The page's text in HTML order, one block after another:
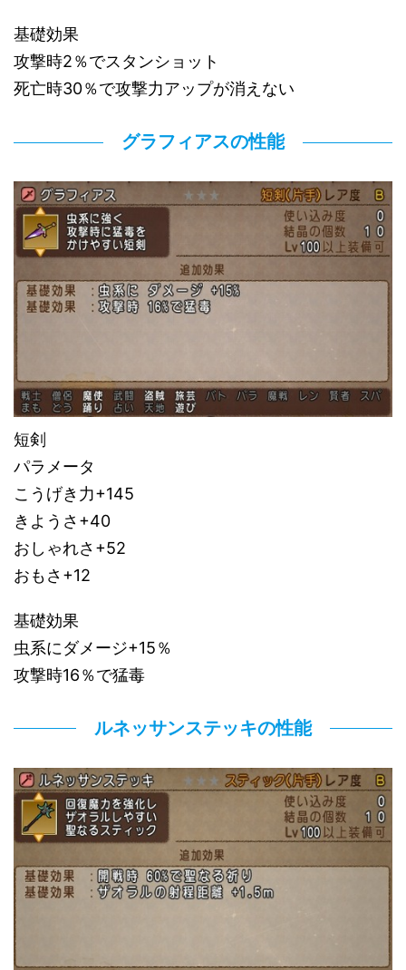
基礎効果
攻撃時2％でスタンショット
死亡時30％で攻撃力アップが消えない
グラフィアスの性能
短剣
パラメータ
こうげき力+145
きようさ+40
おしゃれさ+52
おもさ+12
基礎効果
虫系にダメージ+15％
攻撃時16％で猛毒
ルネッサンステッキの性能